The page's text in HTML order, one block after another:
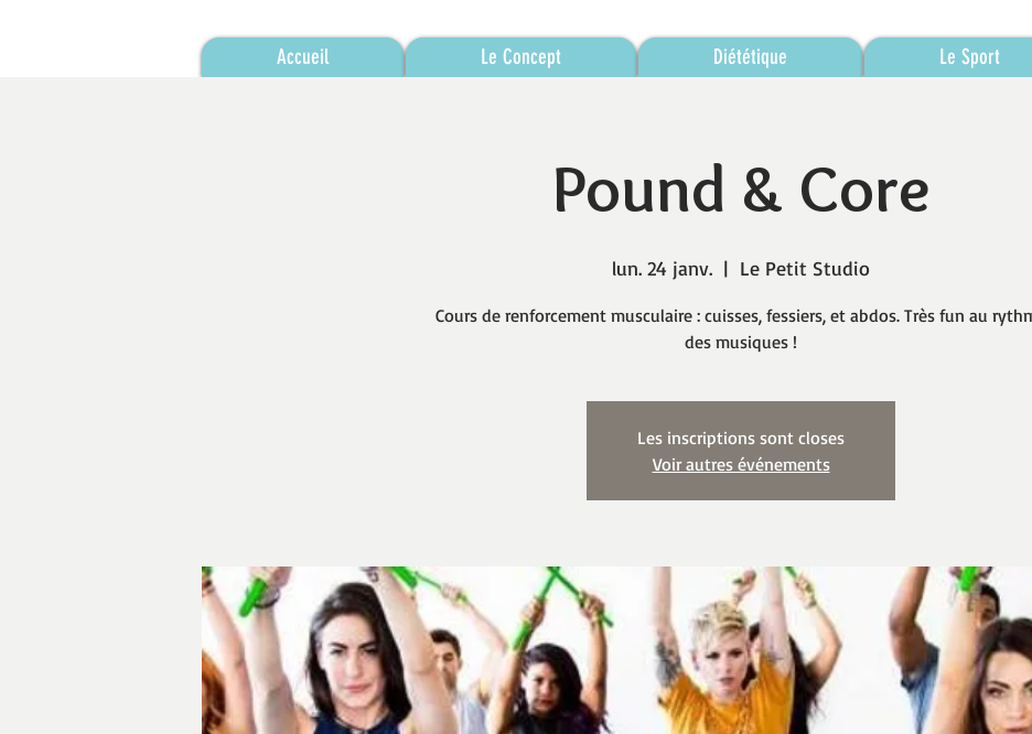
Accueil Le Concept Diététique Le Sport
Pound & Core
lun. 24 janv.
  |
Le Petit Studio
Cours de renforcement musculaire : cuisses, fessiers, et abdos. Très fun au
des musiques !
Les inscriptions sont closes
Voir autres événements